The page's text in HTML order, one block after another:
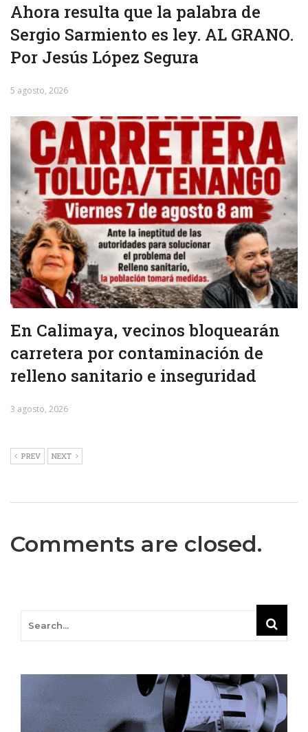
Ahora resulta que la palabra de
Sergio Sarmiento es ley. AL GRANO.
Por Jesús López Segura
5 agosto, 2026
En Calimaya, vecinos bloquearán
carretera por contaminación de
relleno sanitario e inseguridad
3 agosto, 2026
PREV NEXT
Comments are closed.